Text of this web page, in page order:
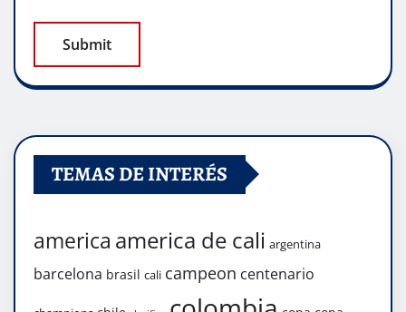
TEMAS DE INTERÉS
america america de cali argentina
barcelona brasil cali campeon centenario